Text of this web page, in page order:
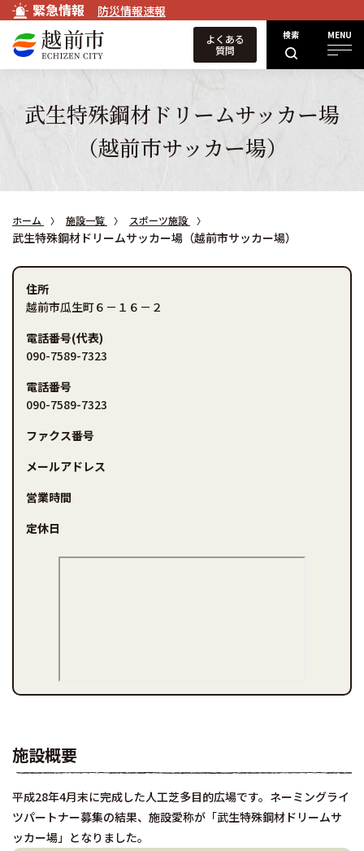
緊急情報 防災情報速報
検索 MENU
よくある
質問
武生特殊鋼材ドリームサッカー場
（越前市サッカー場）
ホーム 施設一覧 スポーツ施設
武生特殊鋼材ドリームサッカー場（越前市サッカー場）
住所
越前市瓜生町６－１６－２
電話番号(代表)
090-7589-7323
電話番号
090-7589-7323
ファクス番号
メールアドレス
営業時間
定休日
施設概要
平成28年4月末に完成した人工芝多目的広場です。ネーミングライ
ツパートナー募集の結果、施設愛称が「武生特殊鋼材ドリームサ
ッカー場」となりました。